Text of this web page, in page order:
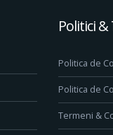
Politici
Politica de
Politica de
Termeni &